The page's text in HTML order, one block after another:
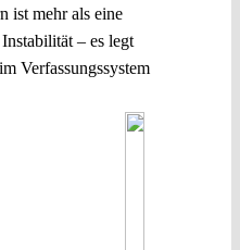
ist mehr als eine
– es legt
Verfassungssystem